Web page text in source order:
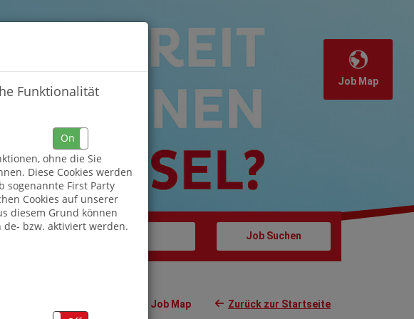
Job Map
Job Map Zurück zur Startseite
Funktionalität
On
ohne die Sie
Diese Cookies werden
sogenannte First Party
Cookies auf unserer
diesem Grund können
bzw. aktiviert werden.